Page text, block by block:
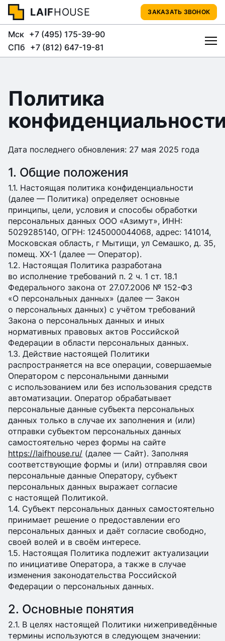
LAIFHOUSE ЗАКАЗАТЬ ЗВОНОК
Мск +7 (495) 175-39-90
СПб +7 (812) 647-19-81
Политика
Дата последнего обновления: 27 мая 2025 года
1. Общие положения
1.1. Настоящая политика конфиденциальности
(далее — Политика) определяет основные
принципы, цели, условия и способы обработки
персональных данных ООО «Азимут», ИНН:
5029285140, ОГРН: 1245000044068, адрес: 141014,
Московская область, г Мытищи, ул Семашко, д. 35,
помещ. XX-1 (далее — Оператор).
1.2. Настоящая Политика разработана
во исполнение требований п. 2 ч. 1 ст. 18.1
Федерального закона от 27.07.2006 № 152-ФЗ
«О персональных данных» (далее — Закон
о персональных данных) с учётом требований
Закона о персональных данных и иных
нормативных правовых актов Российской
Федерации в области персональных данных.
1.3. Действие настоящей Политики
распространяется на все операции, совершаемые
Оператором с персональными данными
с использованием или без использования средств
автоматизации. Оператор обрабатывает
персональные данные субъекта персональных
данных только в случае их заполнения и (или)
отправки субъектом персональных данных
самостоятельно через формы на сайте
https://laifhouse.ru/ (далее — Сайт). Заполняя
соответствующие формы и (или) отправляя свои
персональные данные Оператору, субъект
персональных данных выражает согласие
с настоящей Политикой.
1.4. Субъект персональных данных самостоятельно
принимает решение о предоставлении его
персональных данных и даёт согласие свободно,
своей волей и в своём интересе.
1.5. Настоящая Политика подлежит актуализации
по инициативе Оператора, а также в случае
изменения законодательства Российской
Федерации о персональных данных.
2. Основные понятия
2.1. В целях настоящей Политики нижеприведённые
термины используются в следующем значении: